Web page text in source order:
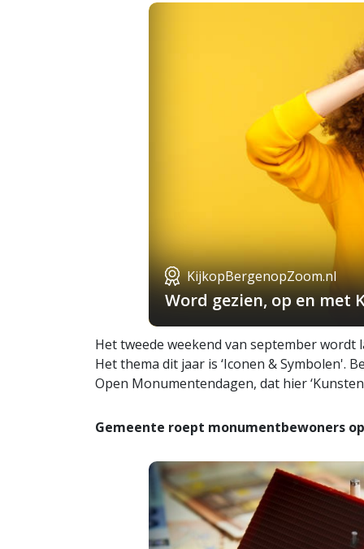
KijkopBergenopZoom.nl
Word gezien, op en met
Het tweede weekend van september
Het thema dit jaar is ‘Iconen & Symbolen'.
Open Monumentendagen, dat hier
Gemeente roept monumentbewoners op